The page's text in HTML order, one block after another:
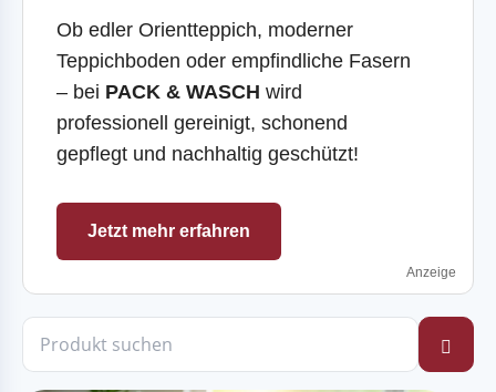
Ob edler Orientteppich, moderner
Teppichboden oder empfindliche Fasern
– bei PACK & WASCH wird
professionell gereinigt, schonend
gepflegt und nachhaltig geschützt!
Jetzt mehr erfahren
Anzeige